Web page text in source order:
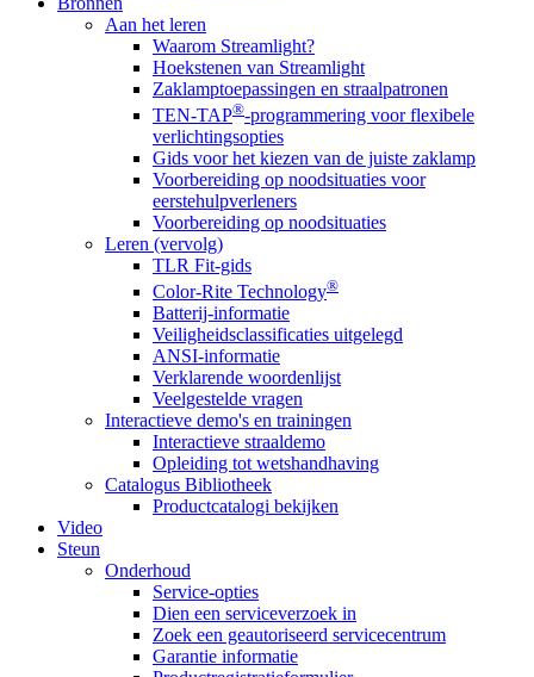
Aan het leren
Waarom Streamlight?
Hoekstenen van Streamlight
Zaklamptoepassingen en straalpatronen
TEN-TAP®-programmering voor flexibele
verlichtingsopties
Gids voor het kiezen van de juiste zaklamp
Voorbereiding op noodsituaties voor
eerstehulpverleners
Voorbereiding op noodsituaties
Leren (vervolg)
TLR Fit-gids
Color-Rite Technology®
Batterij-informatie
Veiligheidsclassificaties uitgelegd
ANSI-informatie
Verklarende woordenlijst
Veelgestelde vragen
Interactieve demo's en trainingen
Interactieve straaldemo
Opleiding tot wetshandhaving
Catalogus Bibliotheek
Productcatalogi bekijken
Video
Steun
Onderhoud
Service-opties
Dien een serviceverzoek in
Zoek een geautoriseerd servicecentrum
Garantie informatie